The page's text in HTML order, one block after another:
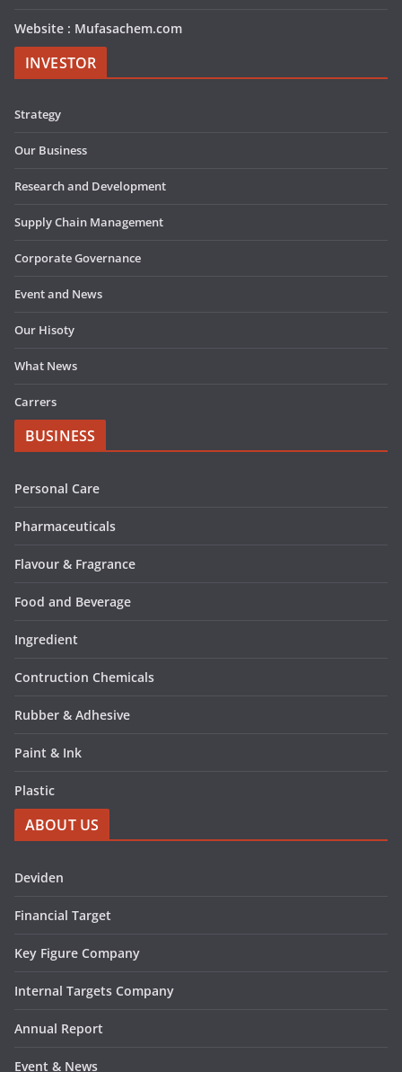
Website : Mufasachem.com
INVESTOR
Strategy
Our Business
Research and Development
Supply Chain Management
Corporate Governance
Event and News
Our Hisoty
What News
Carrers
BUSINESS
Personal Care
Pharmaceuticals
Flavour & Fragrance
Food and Beverage
Ingredient
Contruction Chemicals
Rubber & Adhesive
Paint & Ink
Plastic
ABOUT US
Deviden
Financial Target
Key Figure Company
Internal Targets Company
Annual Report
Event & News